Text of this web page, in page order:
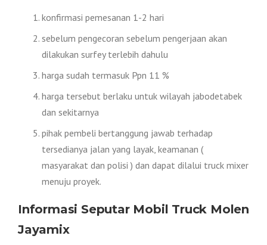
konfirmasi pemesanan 1-2 hari
sebelum pengecoran sebelum pengerjaan akan
dilakukan surfey terlebih dahulu
harga sudah termasuk Ppn 11 %
harga tersebut berlaku untuk wilayah jabodetabek
dan sekitarnya
pihak pembeli bertanggung jawab terhadap
tersedianya jalan yang layak, keamanan (
masyarakat dan polisi ) dan dapat dilalui truck mixer
menuju proyek.
Informasi Seputar Mobil Truck Molen
Jayamix